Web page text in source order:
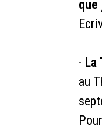
que
- La
au